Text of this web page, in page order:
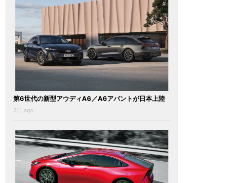
第6世代の新型アウディA6／A6アバントが日本上陸
2日 ago